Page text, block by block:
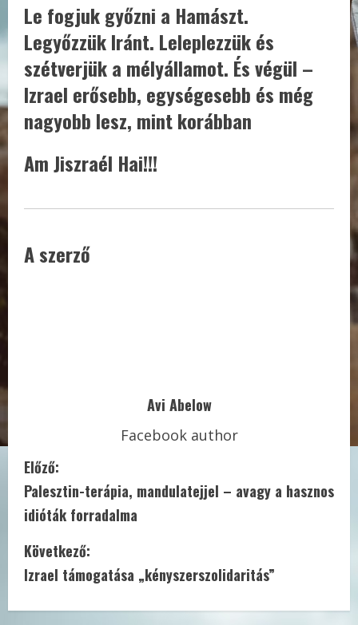
Le fogjuk győzni a Hamászt.
Legyőzzük Iránt. Leleplezzük és
szétverjük a mélyállamot. És végül –
Izrael erősebb, egységesebb és még
nagyobb lesz, mint korábban
Am Jiszraél Hai!!!
A szerző
Avi Abelow
Facebook author
C
o
n
t
i
Előző:
Palesztin-terápia, mandulatejjel – avagy a hasznos
idióták forradalma
Következő:
Izrael támogatása „kényszerszolidaritás”